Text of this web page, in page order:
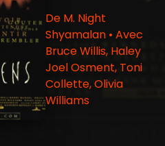
De M. Night
Shyamalan • Avec
Bruce Willis, Haley
Joel Osment, Toni
Collette, Olivia
Williams